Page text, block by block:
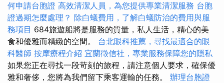
何申請台胞證 高效清潔人員，為您提供專業清潔服務 台胞
證過期怎麼處理？ 除白蟻費用，了解白蟻防治的費用與服
務項目 684旅遊船將是服務的質量，私人生活，精心的美
食和優雅而精緻的空間。 台北眼科推薦，尋找最適合的眼
科醫師 按摩療程介紹 宜蘭徵信社，專業服務保障您的隱私
如果您正在尋找一段苛刻的旅程，請注意個人要求，確保優
雅和奢侈，您將為我們留下乘客運輸的任務。 辦理台胞證